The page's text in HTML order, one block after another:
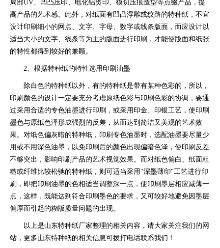
局部UV、凹凸压印、电化铝烫印、模切压痕造型等点缀产品，提
高产品的艺术感。此外，对纸面有凹凸浮雕或纹路的特种纸，不宜
设计印刷细小的网点、文字、字母、数字或线条版面，而应设计以
适当大小的文字、线条等为主的版面进行印刷，才能使版面和纸张
的特性都得到较好的兼顾。
2、根据特种纸的特性选用印刷油墨
除白色的特种纸以外，有的特种纸是带有某种色彩的，所以，
印刷颜色的设计一定要充分考虑原纸色彩与印刷色彩的协调，要通
过采用合适的专色油墨进行印刷，或采用印金、印银工艺，使印刷
墨色与原纸色泽形成强烈的反差，从而达到简洁又美观的艺术效
果。对纸色偏灰暗的特种纸，印刷专色油墨时，选配油墨要尽量少
用或不用深色油墨，以免印刷后的颜色出现偏暗色泽，使印刷反差
不够突出，影响印刷产品的艺术视觉效果。而对纸色偏白、纸面粗
糙或纤维比较松驰的特种纸，则可适当采用"深墨薄印"工艺进行印
刷，即把印刷油墨的色相适当调整深一点，使印刷墨层相应减薄一
点，这样，既能达到符合印刷墨色的要求，又可较好地避免因墨层
偏厚而引起的糊版质量问题的出现。
以上是山东特种纸厂家整理的相关内容，请大家关注我们的网
站，更多山东特种纸的相关信息可拨打电话联系我们！